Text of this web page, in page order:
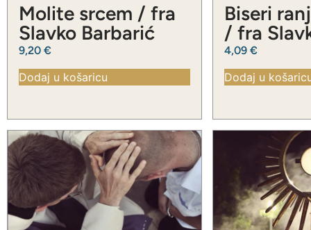
Molite srcem / fra
Slavko Barbarić
9,20 €
Dodaj u košaricu
Biseri
/ fra
Barbarić
4,09 €
Dodaj u